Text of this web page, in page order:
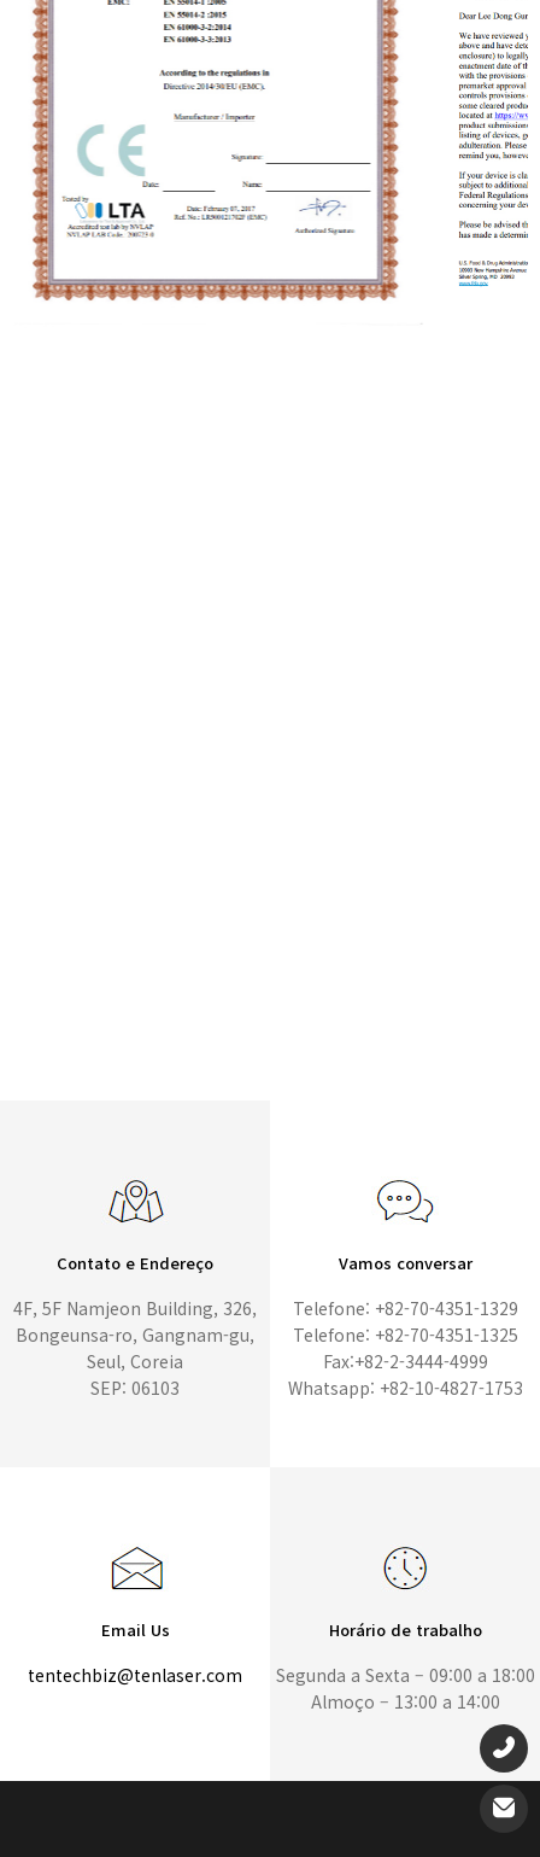
Contato e Endereço
4F, 5F Namjeon Building, 326,
Bongeunsa-ro, Gangnam-gu,
Seul, Coreia
SEP: 06103
Vamos conversar
Telefone: +82-70-4351-1329
Telefone: +82-70-4351-1325
Fax:+82-2-3444-4999
Whatsapp: +82-10-4827-1753
Email Us
tentechbiz@tenlaser.com
Horário de trabalho
Segunda a Sexta – 09:00 a 18:00
Almoço – 13:00 a 14:00